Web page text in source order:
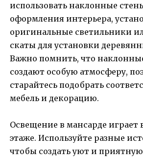
использовать наклонные
оформления интерьера,
оригинальные светильники
скаты для установки
Важно помнить, что
создают особую атмосферу,
старайтесь подобрать
мебель и декорацию.
Освещение в мансарде играет
этаже. Используйте разные
чтобы создать уют и